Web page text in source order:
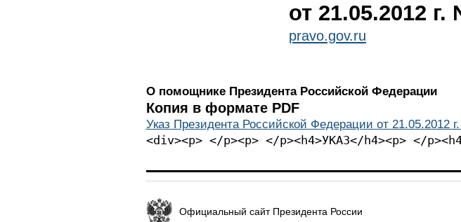
от 21.05.2012
pravo.gov.ru
О помощнике Президента Российской Федерации
Копия в формате PDF
Указ Президента Российской Федерации от 21.05.2012
<div><p> </p><p> </p><h4>УКАЗ</h4><p> </
Официальный сайт Президента России